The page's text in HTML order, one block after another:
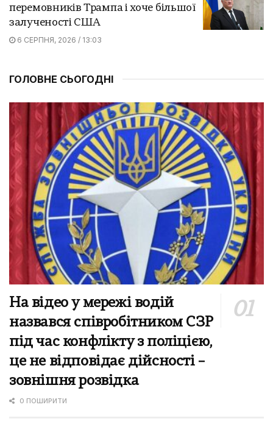
перемовників Трампа і хоче більшої
залученості США
6 СЕРПНЯ, 2026 / 13:03
ГОЛОВНЕ СЬОГОДНІ
На відео у мережі водій
назвався співробітником СЗР
під час конфлікту з поліцією,
це не відповідає дійсності –
зовнішня розвідка
0 ПОШИРИТИ